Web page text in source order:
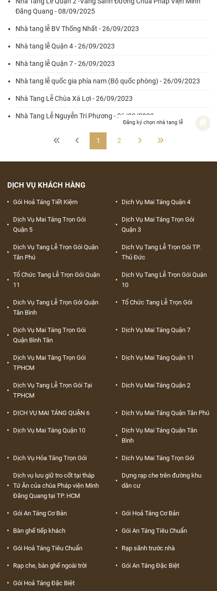
Đăng Quang - 08/09/2025
Nhà tang lễ BV Thống Nhất - 26/09/2023
Nhà tang lễ Quận 4 - 26/09/2023
Nhà tang lễ Quận 7 - 26/09/2023
Nhà tang lễ quốc gia phía nam (Bộ quốc phòng) - 26/09/2023
Nhà Tang Lễ Chùa Xá Lợi - 26/09/2023
Nhà Tang Lễ Nguyễn Tri Phương - 26/09/2023
1 2
DỊCH VỤ KHÁCH HÀNG
Gói Hoả Táng Tiết Kiệm Dịch Vụ Mai Táng Quận 4
Dịch Vụ Mai Táng Trọn Gói
Quận 5
Dịch Vụ Mai Táng Trọn Gói
Quận 3
Dịch Vụ Tang Lễ Trọn Gói Quận
Tân Phú
Dịch Vụ Tang Lễ Trọn Gói TP.
Thủ Đức
Tổ Chức Tang Lễ Trọn Gói Quận
11
Dịch Vụ Tang Lễ Trọn Gói Quận
10
Dịch Vụ Tang Lễ Trọn Gói Quận
Tân Bình
Tổ Chức Tang Lễ Trọn Gói
Dịch Vụ Mai Táng Trọn Gói
Quận Bình Tân
Dịch Vụ Mai Táng Quận 7
Dịch Vụ Mai Táng Trọn Gói
TPHCM
Dịch Vụ Mai Táng Quận 11
Dịch Vụ Tang Lễ Trọn Gói Tại
TPHCM
Dịch Vụ Mai Táng Quận 2
DỊCH VỤ MAI TÁNG QUẬN 6 Dịch Vụ Mai Táng Quận Tân Phú
Dịch Vụ Mai Táng Quận 10
Dịch Vụ Mai Táng Quận Tân
Bình
Dịch Vụ Hỏa Táng Trọn Gói Dịch Vụ Mai Táng Trọn Gói
Dịch vụ lưu giữ tro cốt tại tháp
Tứ Ân của chùa Pháp viện Minh
Đăng Quang tại TP. HCM
Dựng rạp che trên đường khu
dân cư
Gói An Táng Cơ Bản Gói Hoả Táng Cơ Bản
Bàn ghế tiếp khách Gói An Táng Tiêu Chuẩn
Gói Hoả Táng Tiêu Chuẩn Rạp sãnh trước nhà
Rạp che, bàn ghế ngoài trời Gói An Táng Đặc Biệt
Gói Hoả Táng Đặc Biệt
Đăng ký chọn nhà tang lễ